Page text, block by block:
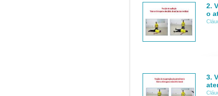
2.
o
3.